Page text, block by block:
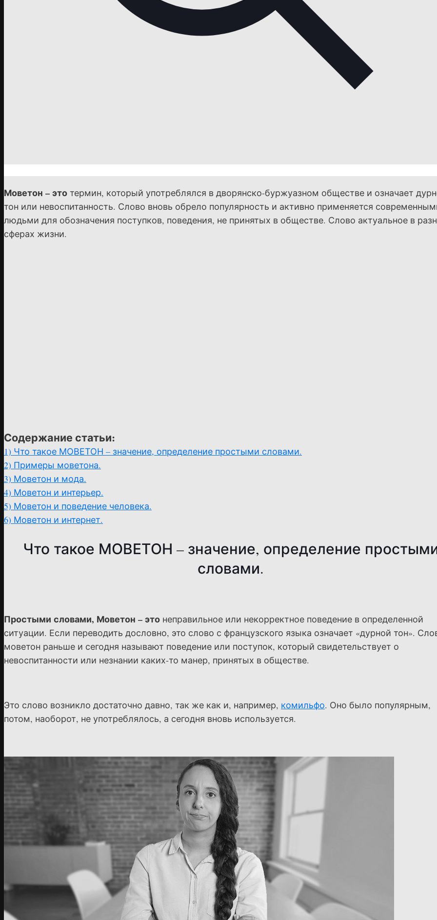
Моветон – это термин, который употреблялся в дворянско-буржуазном обществе и означает
тон или невоспитанность. Слово вновь обрело популярность и активно применяется
людьми для обозначения поступков, поведения, не принятых в обществе. Слово актуальное в
сферах жизни.
Содержание статьи:
1) Что такое МОВЕТОН – значение, определение простыми словами.
2) Примеры моветона.
3) Моветон и мода.
4) Моветон и интерьер.
5) Моветон и поведение человека.
6) Моветон и интернет.
Что такое МОВЕТОН – значение, определение
словами.
Простыми словами, Моветон – это неправильное или некорректное поведение в определенной
ситуации. Если переводить дословно, это слово с французского языка означает «дурной тон».
моветон раньше и сегодня называют поведение или поступок, который свидетельствует о
невоспитанности или незнании каких-то манер, принятых в обществе.
Это слово возникло достаточно давно, так же как и, например, комильфо. Оно было популярным,
потом, наоборот, не употреблялось, а сегодня вновь используется.